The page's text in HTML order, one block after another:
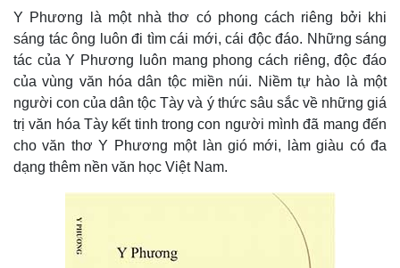
Y Phương là một nhà thơ có phong cách riêng bởi khi
sáng tác ông luôn đi tìm cái mới, cái độc đáo. Những sáng
tác của Y Phương luôn mang phong cách riêng, độc đáo
của vùng văn hóa dân tộc miền núi. Niềm tự hào là một
người con của dân tộc Tày và ý thức sâu sắc về những giá
trị văn hóa Tày kết tinh trong con người mình đã mang đến
cho văn thơ Y Phương một làn gió mới, làm giàu có đa
dạng thêm nền văn học Việt Nam.